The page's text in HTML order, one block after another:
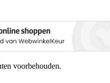
voorbehouden.